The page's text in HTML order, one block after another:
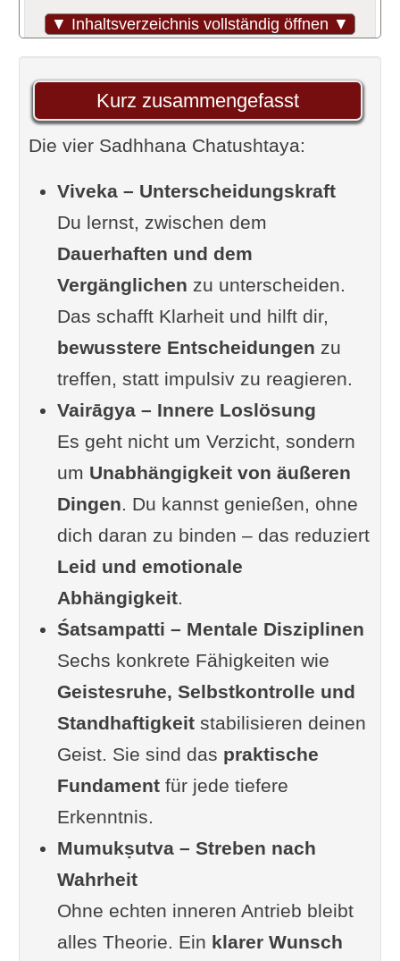
▼ Inhaltsverzeichnis vollständig öffnen ▼
Unterscheidung
Was bedeutet das konkret?
Praktischer Nutzen
Kritische Perspektive
Vairāgya – Loslösung ohne
Worum es wirklich geht
Kritische Einordnung
Die sechs Qualitäten im
Überblick
2. Dama – Sinneskontrolle
3. Uparati – Rückzug von
5. Śraddhā – Vertrauen
6. Samādhāna – innere
entscheidend sind
Kritische Perspektive
Mumukṣutva – der brennende
Was bedeutet das?
Kurz zusammengefasst
Die vier Sadhhana Chatushtaya:
Viveka – Unterscheidungskraft
Du lernst, zwischen dem
Dauerhaften und dem
Vergänglichen zu unterscheiden.
Das schafft Klarheit und hilft dir,
bewusstere Entscheidungen zu
treffen, statt impulsiv zu reagieren.
Vairāgya – Innere Loslösung
Es geht nicht um Verzicht, sondern
um Unabhängigkeit von äußeren
Dingen. Du kannst genießen, ohne
dich daran zu binden – das reduziert
Leid und emotionale
Abhängigkeit.
Śatsampatti – Mentale Disziplinen
Sechs konkrete Fähigkeiten wie
Geistesruhe, Selbstkontrolle und
Standhaftigkeitstabilisieren deinen
Geist. Sie sind das praktische
Fundamentfür jede tiefere
Erkenntnis.
Mumukṣutva – Streben nach
Wahrheit
Ohne echten inneren Antrieb bleibt
alles Theorie. Ein klarer Wunsch